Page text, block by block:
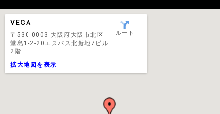
VEGA
〒530-0003 大阪府大阪市北区
堂島1-2-20エスパス北新地7ビル
2階
拡大地図を表示
ルート